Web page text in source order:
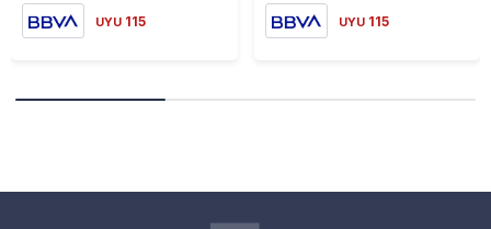
UYU 115 UYU 115